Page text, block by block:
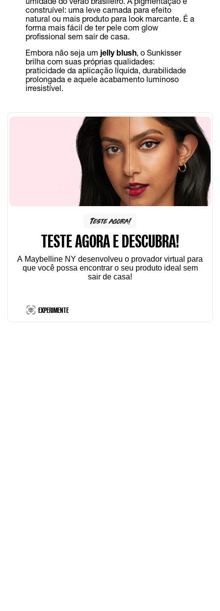
construível: uma leve camada para efeito
natural ou mais produto para look marcante. É a
forma mais fácil de ter pele com glow
profissional sem sair de casa.
Embora não seja um jelly blush, o Sunkisser
brilha com suas próprias qualidades:
praticidade da aplicação líquida, durabilidade
prolongada e aquele acabamento luminoso
irresistível.
Teste agora!
TESTE AGORA E DESCUBRA!
A Maybelline NY desenvolveu o provador virtual para
que você possa encontrar o seu produto ideal sem
sair de casa!
EXPERIMENTE